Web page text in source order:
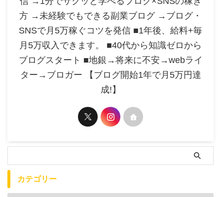
方 →未経験でもできる副業ブログ →ブログ・
SNSで月5万稼ぐコツを発信 ■1年後、給料+毎
月5万収入できます。 ■40代から知識ゼロから
ブログスタート ■地銀→将来に不安→webライ
ター→ブロガー 【ブログ開始1年で月5万円達
成!】
カテゴリー